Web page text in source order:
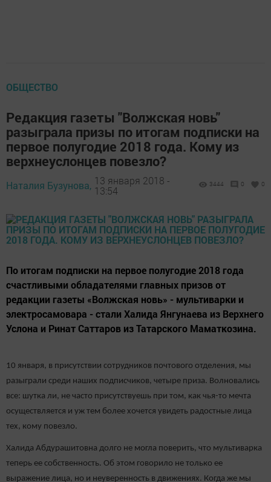
ОБЩЕСТВО
Редакция газеты "Волжская новь"
разыграла призы по итогам подписки на
первое полугодие 2018 года. Кому из
верхнеуслонцев повезло?
Наталия Бузунова, 13 января 2018 -
13:54
3444 0 0
По итогам подписки на первое полугодие 2018 года
счастливыми обладателями главных призов от
редакции газеты «Волжская новь» - мультиварки и
электросамовара - стали Халида Янгунаева из Верхнего
Услона и Ринат Саттаров из Татарского Маматкозина.
10 января, в присутствии сотрудников почтового отделения, мы
разыграли среди наших подписчиков, четыре приза. Волновались
все: шутка ли, не часто присутствуешь при том, как чья-то мечта
осуществляется и уж тем более хочется увидеть радостные лица
тех, кому повезло.
Халида Абдурашитовна долго не могла поверить, что мультиварка
теперь ее собственность. Об этом говорило не только ее
выражение лица, но и неуверенность в движениях. Когда же мы